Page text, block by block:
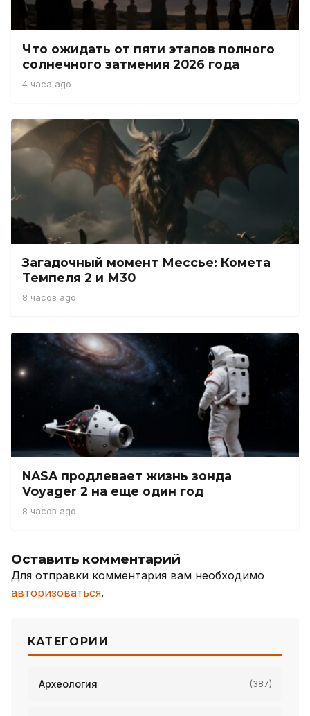
Что ожидать от пяти этапов полного
солнечного затмения 2026 года
4 часа ago
Загадочный момент Мессье: Комета
Темпеля 2 и М30
8 часов ago
NASA продлевает жизнь зонда
Voyager 2 на еще один год
8 часов ago
Оставить комментарий
Для отправки комментария вам необходимо
авторизоваться.
КАТЕГОРИИ
Археология (387)